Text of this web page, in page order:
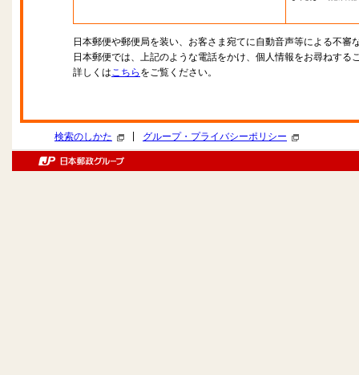
日本郵便や郵便局を装い、お客さま宛てに自動音声等による不審
日本郵便では、上記のような電話をかけ、個人情報をお尋ねする
詳しくはこちら をご覧ください。
検索のしかた グループ・プライバシーポリシー